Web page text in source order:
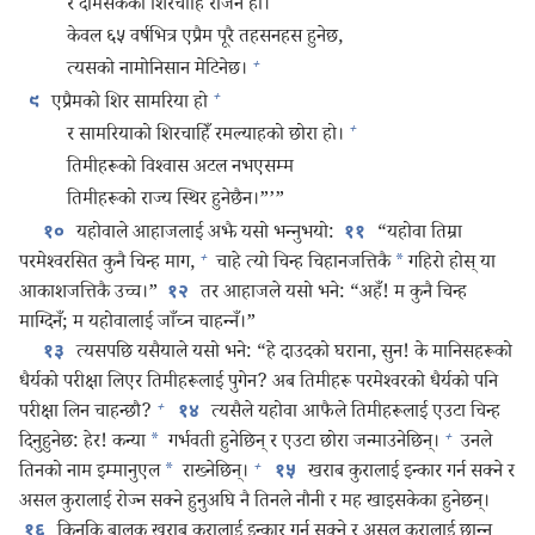
र दमिसकको शिरचाहिँ रजिन हो।
केवल ६५ वर्षभित्र एप्रैम पूरै तहसनहस हुनेछ,
त्यसको नामोनिसान मेटिनेछ। +
९ एप्रैमको शिर सामरिया हो +
र सामरियाको शिरचाहिँ रमल्याहको छोरा हो। +
तिमीहरूको विश्‍वास अटल नभएसम्म
तिमीहरूको राज्य स्थिर हुनेछैन।”’”
१० यहोवाले आहाजलाई अझै यसो भन्‍नुभयो: ११ “यहोवा तिम्रा
परमेश्‍वरसित कुनै चिन्ह माग, + चाहे त्यो चिन्ह चिहानजत्तिकै *गहिरो होस्‌ या
आकाशजत्तिकै उच्च।” १२ तर आहाजले यसो भने: “अहँ! म कुनै चिन्ह
माग्दिनँ; म यहोवालाई जाँच्न चाहन्‍नँ।”
१३ त्यसपछि यसैयाले यसो भने: “हे दाउदको घराना, सुन! के मानिसहरूको
धैर्यको परीक्षा लिएर तिमीहरूलाई पुगेन? अब तिमीहरू परमेश्‍वरको धैर्यको पनि
परीक्षा लिन चाहन्छौ? + १४ त्यसैले यहोवा आफैले तिमीहरूलाई एउटा चिन्ह
दिनुहुनेछ: हेर! कन्या * गर्भवती हुनेछिन्‌ र एउटा छोरा जन्माउनेछिन्‌। + उनले
तिनको नाम इम्मानुएल * राख्नेछिन्‌। + १५ खराब कुरालाई इन्कार गर्न सक्ने र
असल कुरालाई रोज्न सक्ने हुनुअघि नै तिनले नौनी र मह खाइसकेका हुनेछन्‌।